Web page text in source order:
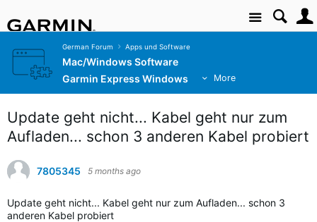
Site
German Forum Apps und Software
Mac/Windows Software
Garmin Express Windows
More
Update geht nicht... Kabel geht nur zum
Aufladen... schon 3 anderen Kabel probiert
7805345 5 months ago
Update geht nicht... Kabel geht nur zum Aufladen... schon 3
anderen Kabel probiert